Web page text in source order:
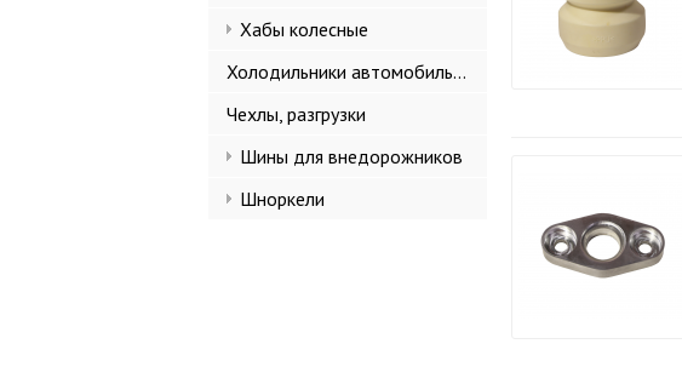
Хабы колесные
Холодильники автомобильные
Чехлы, разгрузки
Шины для внедорожников
Шноркели